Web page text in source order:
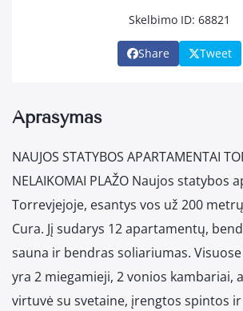
Skelbimo ID: 68821
Share Tweet
Aprašymas
NAUJOS STATYBOS APARTAMENTAI
NELAIKOMAI PLAŽO Naujos statybos
Torrevjejoje, esantys vos už 200
Cura. Jį sudarys 12 apartamentų,
sauna ir bendras soliariumas.
yra 2 miegamieji, 2 vonios kambariai,
virtuvė su svetaine, įrengtos spintos